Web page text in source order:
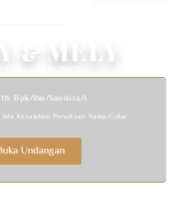
& MELY
13 Januari 2026
Bpk/Ibu/Saudara/i
Kesalahan Penulisan Nama/gelar
Undangan